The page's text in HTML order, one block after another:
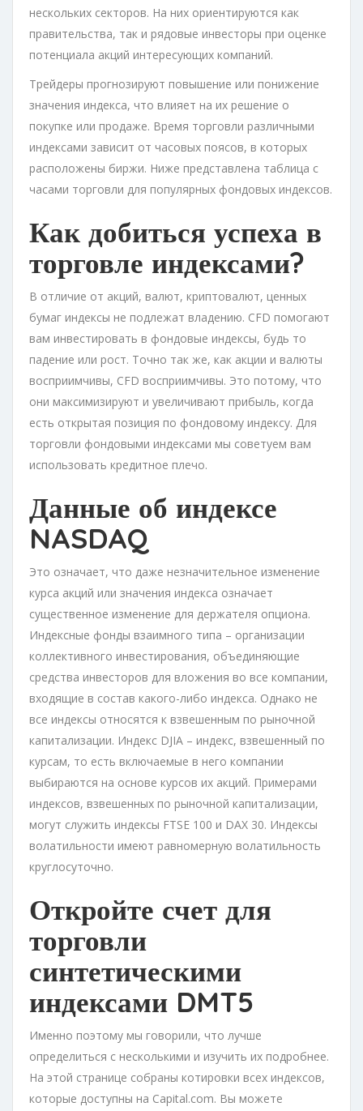
нескольких секторов. На них ориентируются как
правительства, так и рядовые инвесторы при оценке
потенциала акций интересующих компаний.
Трейдеры прогнозируют повышение или понижение
значения индекса, что влияет на их решение о
покупке или продаже. Время торговли различными
индексами зависит от часовых поясов, в которых
расположены биржи. Ниже представлена таблица с
часами торговли для популярных фондовых индексов.
Как добиться успеха в
торговле индексами?
В отличие от акций, валют, криптовалют, ценных
бумаг индексы не подлежат владению. CFD помогают
вам инвестировать в фондовые индексы, будь то
падение или рост. Точно так же, как акции и валюты
восприимчивы, CFD восприимчивы. Это потому, что
они максимизируют и увеличивают прибыль, когда
есть открытая позиция по фондовому индексу. Для
торговли фондовыми индексами мы советуем вам
использовать кредитное плечо.
Данные об индексе
NASDAQ
Это означает, что даже незначительное изменение
курса акций или значения индекса означает
существенное изменение для держателя опциона.
Индексные фонды взаимного типа – организации
коллективного инвестирования, объединяющие
средства инвесторов для вложения во все компании,
входящие в состав какого-либо индекса. Однако не
все индексы относятся к взвешенным по рыночной
капитализации. Индекс DJIA – индекс, взвешенный по
курсам, то есть включаемые в него компании
выбираются на основе курсов их акций. Примерами
индексов, взвешенных по рыночной капитализации,
могут служить индексы FTSE 100 и DAX 30. Индексы
волатильности имеют равномерную волатильность
круглосуточно.
Откройте счет для
торговли
синтетическими
индексами DMT5
Именно поэтому мы говорили, что лучше
определиться с несколькими и изучить их подробнее.
На этой странице собраны котировки всех индексов,
которые доступны на Capital.com. Вы можете